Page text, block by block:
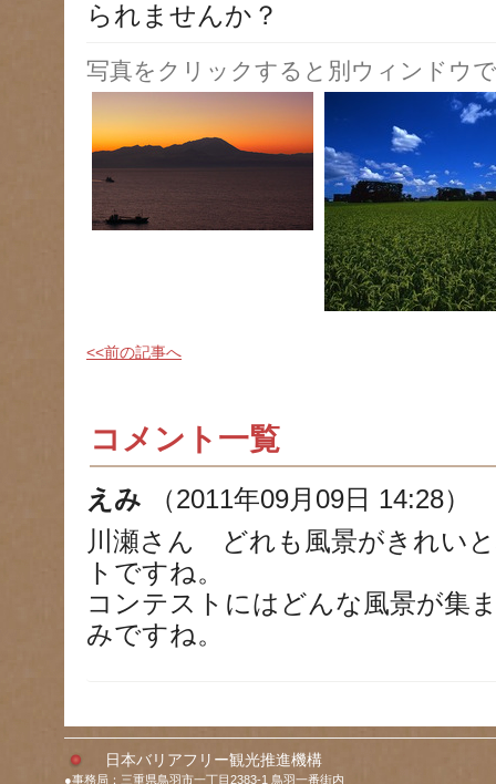
られませんか？
写真をクリックすると別ウィンドウ
<<前の記事へ
コメント一覧
えみ
（2011年09月09日 14:28）
川瀬さん どれも風景がきれい
トですね。
コンテストにはどんな風景が集
みですね。
日本バリアフリー観光推進機構
●事務局：三重県鳥羽市一丁目2383-1 鳥羽一番街内